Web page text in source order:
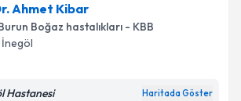
takvim hazırlandığında e-posta ile
Ahmet Kibar
Boğaz hastalıkları - KBB
İnegöl
Hastanesi Haritada Göster